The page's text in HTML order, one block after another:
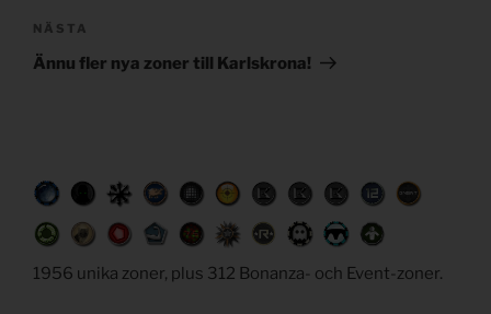
Nästa
inlägg
NÄSTA
Ännu fler nya zoner till Karlskrona!
1956 unika zoner, plus 312 Bonanza- och Event-zoner.